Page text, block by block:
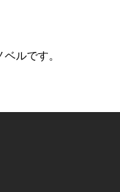
ルです。